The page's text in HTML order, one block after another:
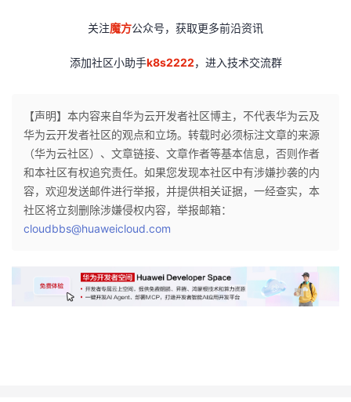
关注魔方公众号，获取更多前沿资讯
添加社区小助手k8s2222，进入技术交流群
【声明】本内容来自华为云开发者社区博主，不代表华为云及
华为云开发者社区的观点和立场。转载时必须标注文章的来源
（华为云社区）、文章链接、文章作者等基本信息，否则作者
和本社区有权追究责任。如果您发现本社区中有涉嫌抄袭的内
容，欢迎发送邮件进行举报，并提供相关证据，一经查实，本
社区将立刻删除涉嫌侵权内容，举报邮箱：
cloudbbs@huaweicloud.com